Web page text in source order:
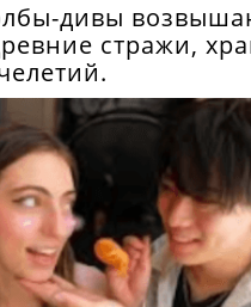
дивы
стражи,